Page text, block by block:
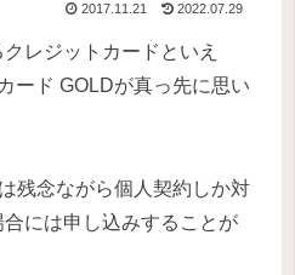
2017.11.21 2022.07.29
レジットカードといえ
ード GOLDが真っ先に思い
残念ながら個人契約しか対
には申し込みすることが